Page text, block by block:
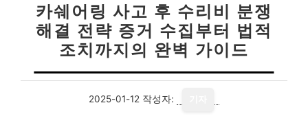
카쉐어링 사고 후 수리비 분쟁
해결 전략 증거 수집부터 법적
조치까지의 완벽 가이드
2025-01-12 작성자: